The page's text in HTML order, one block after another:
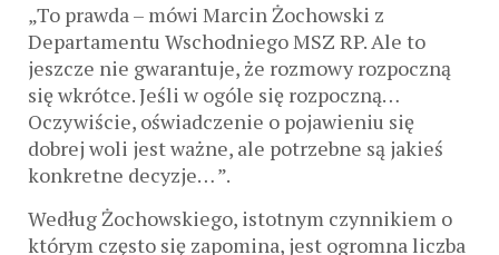
„To prawda – mówi Marcin Żochowski z
Departamentu Wschodniego MSZ RP. Ale to
jeszcze nie gwarantuje, że rozmowy rozpoczną
się wkrótce. Jeśli w ogóle się rozpoczną…
Oczywiście, oświadczenie o pojawieniu się
dobrej woli jest ważne, ale potrzebne są jakieś
konkretne decyzje… ”.
Według Żochowskiego, istotnym czynnikiem o
którym często się zapomina, jest ogromna liczba